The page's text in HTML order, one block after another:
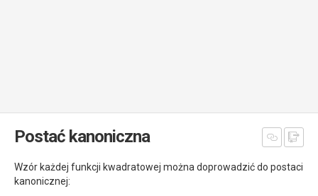
Postać kanoniczna
Wzór każdej funkcji kwadratowej można doprowadzić do postaci
kanonicznej: